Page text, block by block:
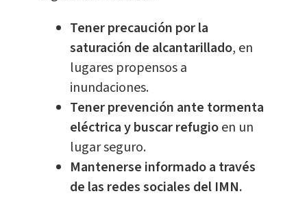
Tener precaución por la
saturación de alcantarillado, en
lugares propensos a
inundaciones.
Tener prevención ante tormenta
eléctrica y buscar refugioen un
lugar seguro.
Mantenerse informado a través
de las redes sociales del IMN.